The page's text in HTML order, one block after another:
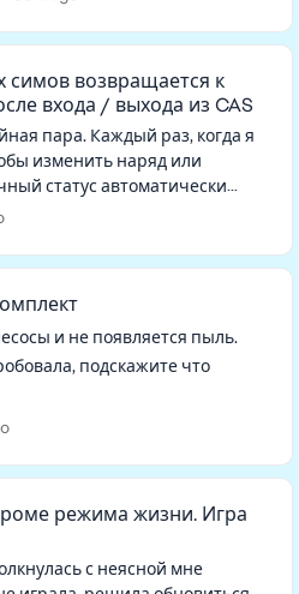
симов возвращается к
входа / выхода из CAS
пара. Каждый раз, когда я
изменить наряд или
статус автоматически
возвращаюсь в режим
и не появляется пыль.
подскажите что
режима жизни. Игра
с неясной мне